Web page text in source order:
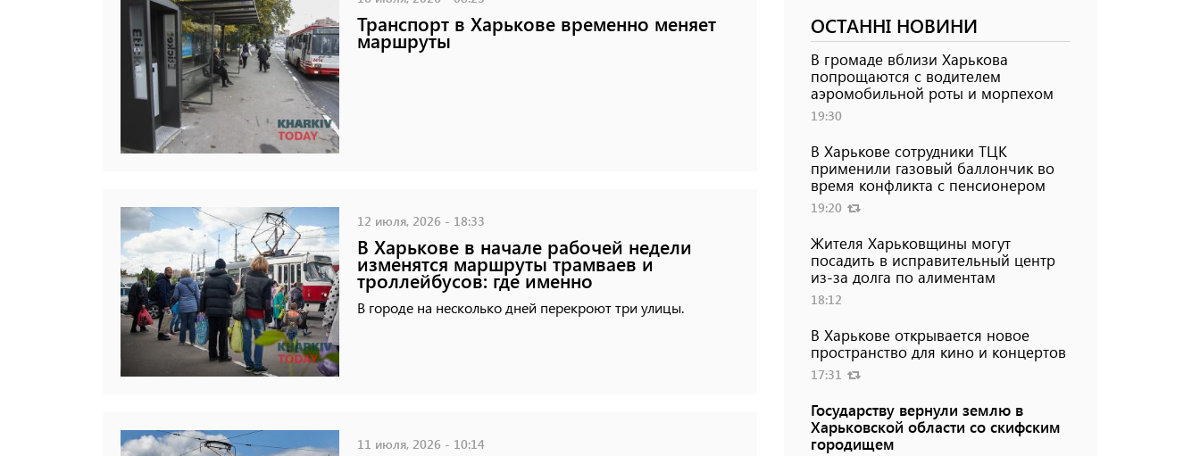
Транспорт в Харькове временно меняет
маршруты
12 июля, 2026 - 18:33
В Харькове в начале рабочей недели
изменятся маршруты трамваев и
троллейбусов: где именно
В городе на несколько дней перекроют три улицы.
11 июля, 2026 - 10:14
ОСТАННІ НОВИНИ
В громаде вблизи Харькова
попрощаются с водителем
аэромобильной роты и морпехом
19:30
В Харькове сотрудники ТЦК
применили газовый баллончик во
время конфликта с пенсионером
19:20
Жителя Харьковщины могут
посадить в исправительный центр
из-за долга по алиментам
18:12
В Харькове открывается новое
пространство для кино и концертов
17:31
Государству вернули землю в
Харьковской области со скифским
городищем